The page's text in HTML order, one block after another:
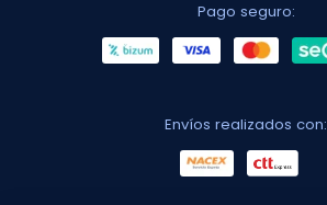
Pago seguro:
Envíos realizados con: